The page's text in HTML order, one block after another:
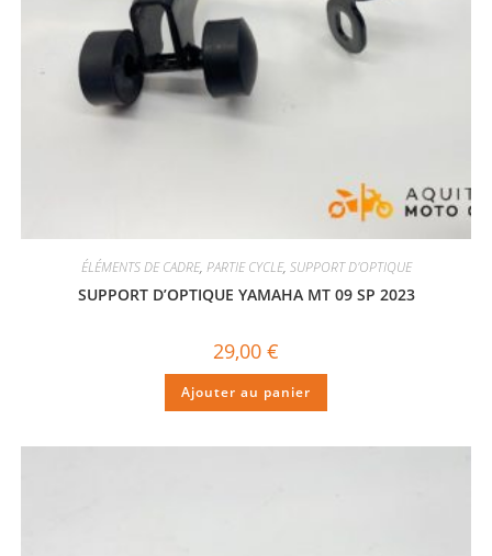
ÉLÉMENTS DE CADRE, PARTIE CYCLE, SUPPORT D'OPTIQUE
SUPPORT D’OPTIQUE YAMAHA MT 09 SP 2023
29,00 €
Ajouter au panier